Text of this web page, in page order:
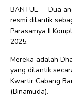
BANTUL -- Dua
resmi dilantik
Parasamya II
2025.
Mereka adalah
yang dilantik
Kwartir Cabang
(Binamuda).